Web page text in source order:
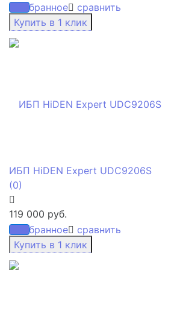
избранное сравнить
избранное сравнить
ИБП HiDEN Expert UDC9206S
(0)
119 000 руб.